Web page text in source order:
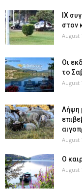
ΙΧ
στον
August
Οι
το
August
Λήψη
August
Ο
August